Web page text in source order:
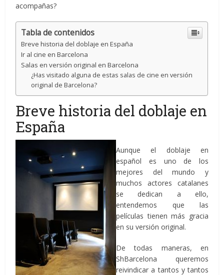
acompañas?
Tabla de contenidos
Breve historia del doblaje en España
Ir al cine en Barcelona
Salas en versión original en Barcelona
¿Has visitado alguna de estas salas de cine en versión
original de Barcelona?
Breve historia del doblaje en
España
Aunque el doblaje en
español es uno de los
mejores del mundo y
muchos actores catalanes
se dedican a ello,
entendemos que las
películas tienen más gracia
en su versión original.
De todas maneras, en
ShBarcelona queremos
reivindicar a tantos y tantos